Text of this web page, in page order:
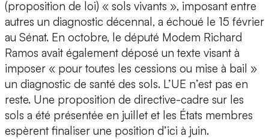
(proposition de loi) « sols vivants », imposant entre
autres un diagnostic décennal, a échoué le 15 février
au Sénat. En octobre, le député Modem Richard
Ramos avait également déposé un texte visant à
imposer « pour toutes les cessions ou mise à bail »
un diagnostic de santé des sols. L’UE n’est pas en
reste. Une proposition de directive-cadre sur les
sols a été présentée en juillet et les États membres
espèrent finaliser une position d’ici à juin.